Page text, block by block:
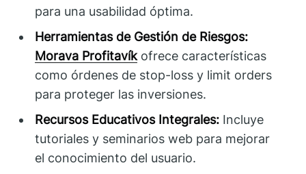
para una usabilidad óptima.
Herramientas de Gestión de Riesgos:
Morava Profitavíkofrece características
como órdenes de stop-loss y limit orders
para proteger las inversiones.
Recursos Educativos Integrales: Incluye
tutoriales y seminarios web para mejorar
el conocimiento del usuario.